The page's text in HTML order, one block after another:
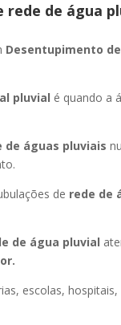
rede de água
Desentupimento
pluvial é quando a
águas pluviais
de rede de
de água pluvial
escolas,